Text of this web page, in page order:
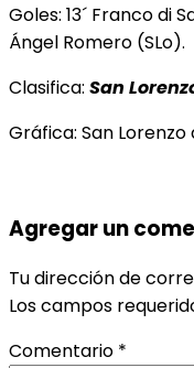
Goles: 13´ Franco di
Ángel Romero (SLo).
Clasifica: San
Gráfica: San Lorenzo
Agregar un
Tu dirección de
Los campos
Comentario *